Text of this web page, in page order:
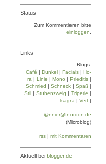
Status
Zum Kommentieren bitte
einloggen
Links
Blogs:
Café | Dun­kel | Facials | Ho­
ra | Linie | Mo­no | Prie­di­tis |
Schmied | Schneck | Spaß |
Stil | Stu­ben­zweig | Tri­pe­rie |
Tsa­gra | Vert |
@nnier@fnordon.de
(Microblog)
rss | mit Kommentaren
Aktuell bei blogger.de